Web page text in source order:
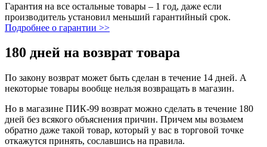
Гарантия на все остальные товары – 1 год, даже если
производитель установил меньший гарантийный срок.
Подробнее о гарантии >>
180 дней на возврат товара
По закону возврат может быть сделан в течение 14 дней. А
некоторые товары вообще нельзя возвращать в магазин.
Но в магазине ПИК-99 возврат можно сделать в течение 180
дней без всякого объяснения причин. Причем мы возьмем
обратно даже такой товар, который у вас в торговой точке
откажутся принять, сославшись на правила.